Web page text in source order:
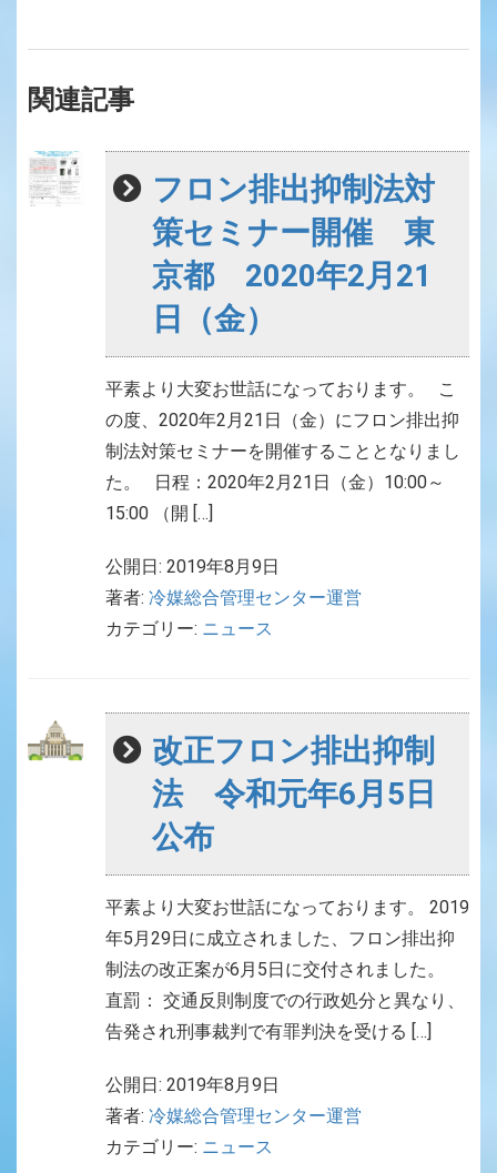
関連記事
フロン排出抑制法対
策セミナー開催 東
京都 2020年2月21
日（金）
平素より大変お世話になっております。 こ
の度、2020年2月21日（金）にフロン排出抑
制法対策セミナーを開催することとなりまし
た。 日程：2020年2月21日（金）10:00～
15:00 （開 […]
公開日: 2019年8月9日
著者: 冷媒総合管理センター運営
カテゴリー: ニュース
改正フロン排出抑制
法 令和元年6月5日
公布
平素より大変お世話になっております。 2019
年5月29日に成立されました、フロン排出抑
制法の改正案が6月5日に交付されました。
直罰： 交通反則制度での行政処分と異なり、
告発され刑事裁判で有罪判決を受ける […]
公開日: 2019年8月9日
著者: 冷媒総合管理センター運営
カテゴリー: ニュース